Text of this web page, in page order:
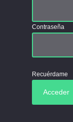
Contraseña
Recuérdame